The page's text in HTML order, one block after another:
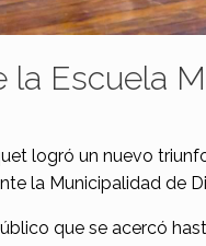
la Escuela
logró un nuevo
la Municipalidad de
que se acercó